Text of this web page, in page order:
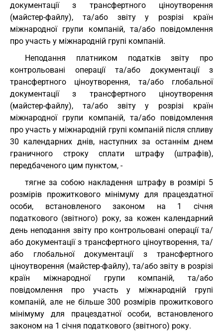
документації з трансфертного ціноутворення
(майстер-файлу), та/або звіту у розрізі країн
міжнародної групи компаній, та/або повідомлення
про участь у міжнародній групі компаній.
Неподання платником податків звіту про
контрольовані операції та/або документації з
трансфертного ціноутворення, та/або глобальної
документації з трансфертного ціноутворення
(майстер-файлу), та/або звіту у розрізі країн
міжнародної групи компаній, та/або повідомлення
про участь у міжнародній групі компаній після спливу
30 календарних днів, наступних за останнім днем
граничного строку сплати штрафу (штрафів),
передбаченого цим пунктом, -
тягне за собою накладення штрафу в розмірі 5
розмірів прожиткового мінімуму для працездатної
особи, встановленого законом на 1 січня
податкового (звітного) року, за кожен календарний
день неподання звіту про контрольовані операції та/
або документації з трансфертного ціноутворення, та/
або глобальної документації з трансфертного
ціноутворення (майстер-файлу), та/або звіту в розрізі
країн міжнародної групи компаній, та/або
повідомлення про участь у міжнародній групі
компаній, але не більше 300 розмірів прожиткового
мінімуму для працездатної особи, встановленого
законом на 1 січня податкового (звітного) року.